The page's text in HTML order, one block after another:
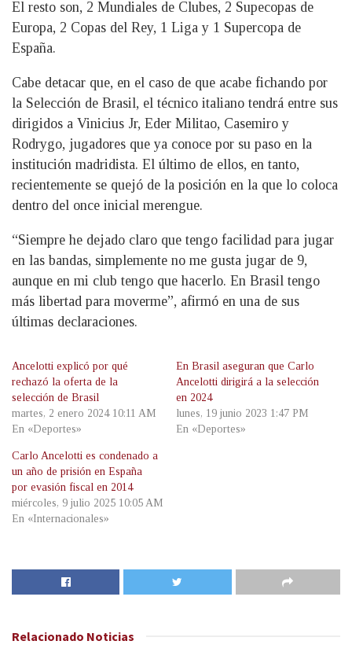
El resto son, 2 Mundiales de Clubes, 2 Supecopas de
Europa, 2 Copas del Rey, 1 Liga y 1 Supercopa de
España.
Cabe detacar que, en el caso de que acabe fichando por
la Selección de Brasil, el técnico italiano tendrá entre sus
dirigidos a Vinicius Jr, Eder Militao, Casemiro y
Rodrygo, jugadores que ya conoce por su paso en la
institución madridista. El último de ellos, en tanto,
recientemente se quejó de la posición en la que lo coloca
dentro del once inicial merengue.
“Siempre he dejado claro que tengo facilidad para jugar
en las bandas, simplemente no me gusta jugar de 9,
aunque en mi club tengo que hacerlo. En Brasil tengo
más libertad para moverme”, afirmó en una de sus
últimas declaraciones.
Ancelotti explicó por qué
rechazó la oferta de la
selección de Brasil
martes, 2 enero 2024 10:11 AM
En «Deportes»
En Brasil aseguran que Carlo
Ancelotti dirigirá a la selección
en 2024
lunes, 19 junio 2023 1:47 PM
En «Deportes»
Carlo Ancelotti es condenado a
un año de prisión en España
por evasión fiscal en 2014
miércoles, 9 julio 2025 10:05 AM
En «Internacionales»
Relacionado Noticias